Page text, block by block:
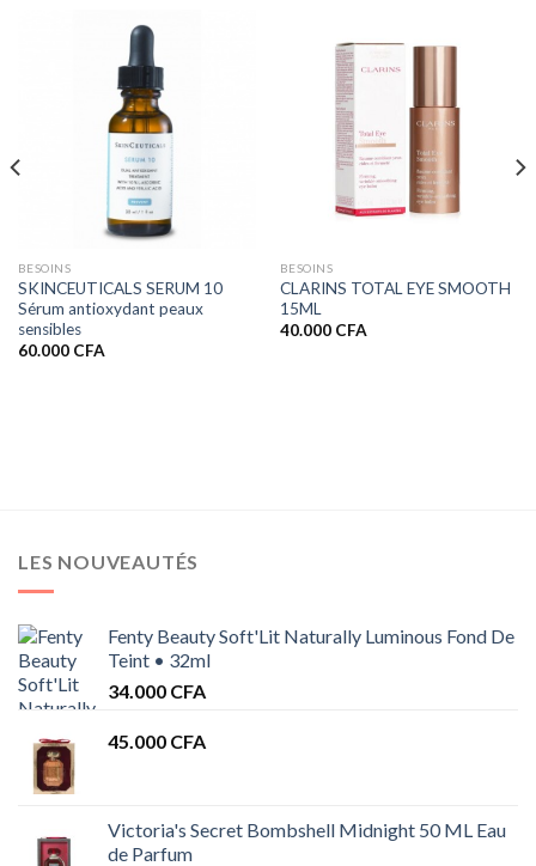
BESOINS
SKINCEUTICALS SERUM 10
Sérum antioxydant peaux
sensibles
60.000 CFA
BESOINS
CLARINS TOTAL EYE SMOOTH
15ML
40.000 CFA
LES NOUVEAUTÉS
Fenty Beauty Soft'Lit Naturally Luminous Fond De
Teint • 32ml
34.000 CFA
45.000 CFA
Victoria's Secret Bombshell Midnight 50 ML Eau
de Parfum